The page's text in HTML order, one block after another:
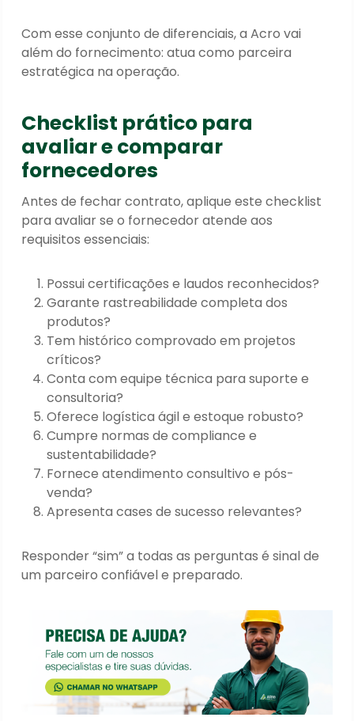
Com esse conjunto de diferenciais, a Acro vai
além do fornecimento: atua como parceira
estratégica na operação.
Checklist prático para
avaliar e comparar
fornecedores
Antes de fechar contrato, aplique este checklist
para avaliar se o fornecedor atende aos
requisitos essenciais:
Possui certificações e laudos reconhecidos?
Garante rastreabilidade completa dos
produtos?
Tem histórico comprovado em projetos
críticos?
Conta com equipe técnica para suporte e
consultoria?
Oferece logística ágil e estoque robusto?
Cumpre normas de compliance e
sustentabilidade?
Fornece atendimento consultivo e pós-
venda?
Apresenta cases de sucesso relevantes?
Responder “sim” a todas as perguntas é sinal de
um parceiro confiável e preparado.